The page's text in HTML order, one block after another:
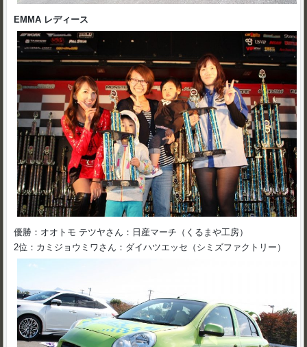
EMMA レディース
優勝：オオトモ テツヤさん：日産マーチ（くるまや工房）
2位：カミジョウミワさん：ダイハツエッセ（シミズファクトリー）